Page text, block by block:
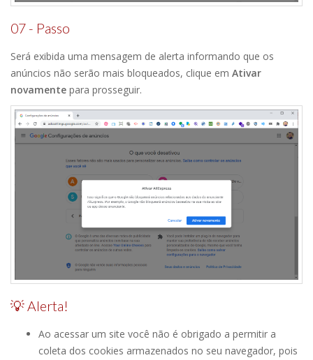
07 - Passo
Será exibida uma mensagem de alerta informando que os
anúncios não serão mais bloqueados, clique em Ativar
novamente para prosseguir.
💡 Alerta!
Ao acessar um site você não é obrigado a permitir a
coleta dos cookies armazenados no seu navegador, pois